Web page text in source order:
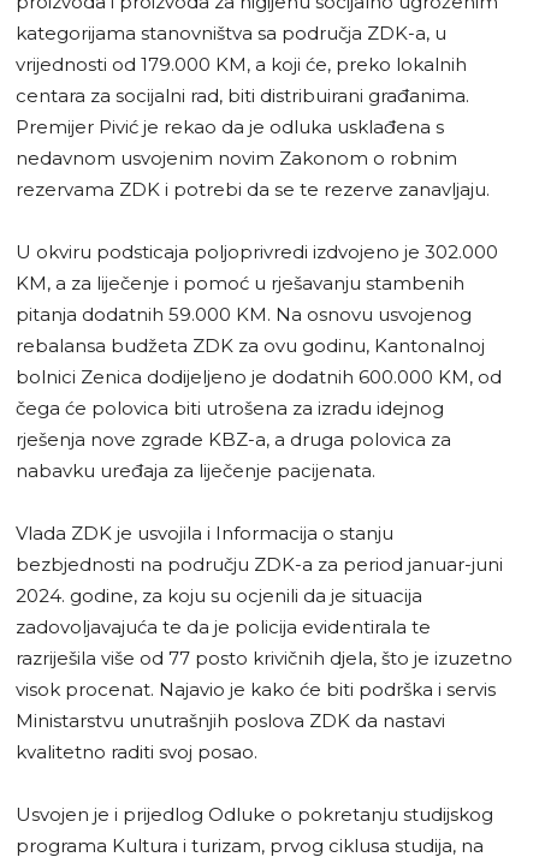
kategorijama stanovništva sa područja ZDK-a, u
vrijednosti od 179.000 KM, a koji će, preko lokalnih
centara za socijalni rad, biti distribuirani građanima.
Premijer Pivić je rekao da je odluka usklađena s
nedavnom usvojenim novim Zakonom o robnim
rezervama ZDK i potrebi da se te rezerve zanavljaju.
U okviru podsticaja poljoprivredi izdvojeno je 302.000
KM, a za liječenje i pomoć u rješavanju stambenih
pitanja dodatnih 59.000 KM. Na osnovu usvojenog
rebalansa budžeta ZDK za ovu godinu, Kantonalnoj
bolnici Zenica dodijeljeno je dodatnih 600.000 KM, od
čega će polovica biti utrošena za izradu idejnog
rješenja nove zgrade KBZ-a, a druga polovica za
nabavku uređaja za liječenje pacijenata.
Vlada ZDK je usvojila i Informacija o stanju
bezbjednosti na području ZDK-a za period januar-juni
2024. godine, za koju su ocjenili da je situacija
zadovoljavajuća te da je policija evidentirala te
razriješila više od 77 posto krivičnih djela, što je izuzetno
visok procenat. Najavio je kako će biti podrška i servis
Ministarstvu unutrašnjih poslova ZDK da nastavi
kvalitetno raditi svoj posao.
Usvojen je i prijedlog Odluke o pokretanju studijskog
programa Kultura i turizam, prvog ciklusa studija, na